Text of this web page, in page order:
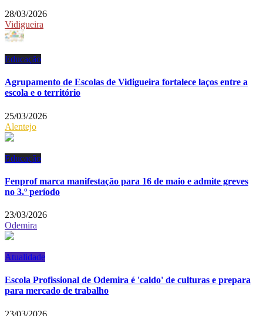
28/03/2026
Vidigueira
Educação
Agrupamento de Escolas de Vidigueira fortalece laços entre a
escola e o território
25/03/2026
Alentejo
Educação
Fenprof marca manifestação para 16 de maio e admite greves
no 3.º período
23/03/2026
Odemira
Atualidade
Escola Profissional de Odemira é 'caldo' de culturas e prepara
para mercado de trabalho
23/03/2026